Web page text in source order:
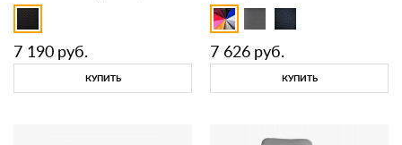
7 190 руб.
КУПИТЬ
7 626 руб.
КУПИТЬ